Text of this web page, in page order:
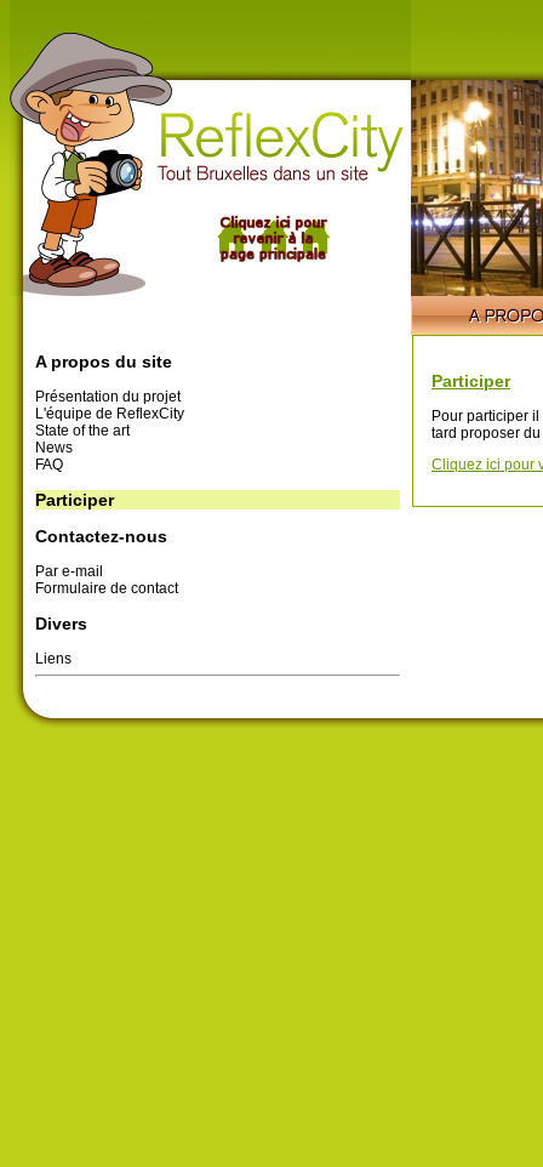
A propos du site
Présentation du projet
L'équipe de ReflexCity
State of the art
News
FAQ
Participer
Contactez-nous
Par e-mail
Formulaire de contact
Divers
Liens
Participer
Pour participer
tard proposer
Cliquez ici pour